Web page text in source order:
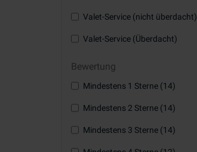
Valet-Service (nicht überdacht)
Valet-Service (Überdacht)
Bewertung
Mindestens 1 Sterne (14)
Mindestens 2 Sterne (14)
Mindestens 3 Sterne (14)